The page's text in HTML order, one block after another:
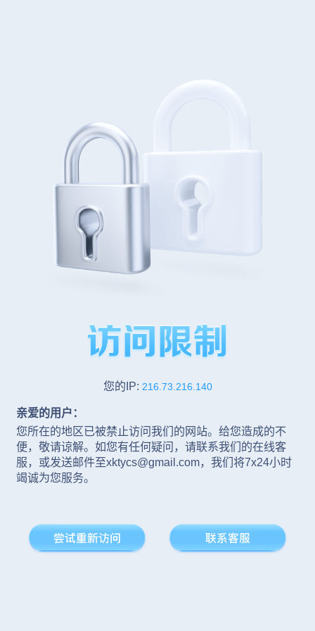
您的IP: 216.73.216.140
亲爱的用户：
您所在的地区已被禁止访问我们的网站。给您造成的不
便，敬请谅解。如您有任何疑问，请联系我们的在线客
服，或发送邮件至xktycs@gmail.com，我们将7x24小时
竭诚为您服务。